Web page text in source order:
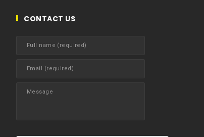
CONTACT US